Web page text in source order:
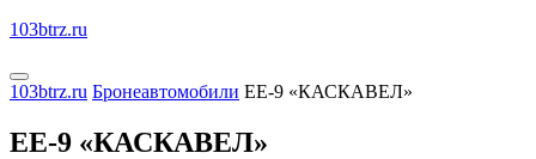
Перейти
содержимому
103btrz.ru
Кнопка
Открыть
КНОПКА
103btrz.ru Бронеавтомобили ЕЕ-9 «КАСКАВЕЛ»
ЕЕ-9 «КАСКАВЕЛ»